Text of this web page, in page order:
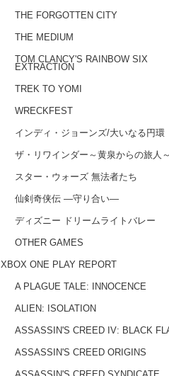
THE FORGOTTEN CITY
THE MEDIUM
TOM CLANCY'S RAINBOW SIX
EXTRACTION
TREK TO YOMI
WRECKFEST
インディ・ジョーンズ/大いなる円環
ザ・リワインダー～黄泉からの旅人～
スター・ウォーズ 無法者たち
仙剣奇侠伝 ―守り合い―
ディズニー ドリームライトバレー
OTHER GAMES
XBOX ONE PLAY REPORT
A PLAGUE TALE: INNOCENCE
ALIEN: ISOLATION
ASSASSIN'S CREED IV: BLACK
ASSASSIN'S CREED ORIGINS